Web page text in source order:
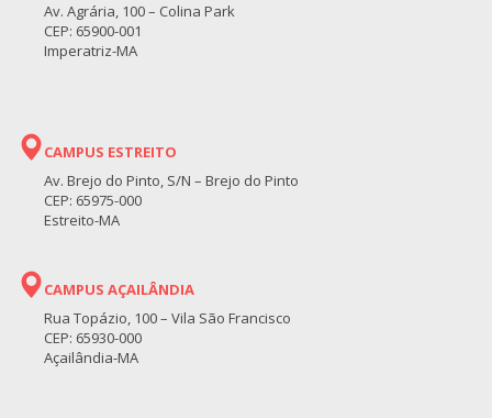
Av. Agrária, 100 – Colina Park
CEP: 65900-001
Imperatriz-MA
CAMPUS ESTREITO
Av. Brejo do Pinto, S/N – Brejo do Pinto
CEP: 65975-000
Estreito-MA
CAMPUS AÇAILÂNDIA
Rua Topázio, 100 – Vila São Francisco
CEP: 65930-000
Açailândia-MA